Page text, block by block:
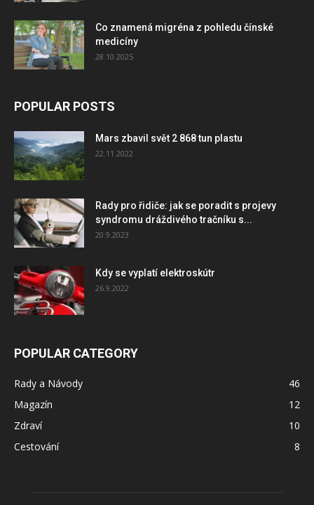
Co znamená migréna z pohledu čínské
medicíny
28.10.2025
POPULAR POSTS
Mars zbavil svět 2 868 tun plastu
22.11.2022
Rady pro řidiče: jak se poradit s projevy
syndromu dráždivého tračníku s...
20.9.2023
Kdy se vyplatí elektroskútr
26.9.2022
POPULAR CATEGORY
Rady a Návody
46
Magazín
12
Zdraví
10
Cestování
8